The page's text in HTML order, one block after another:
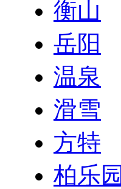
衡山
岳阳
温泉
滑雪
方特
柏乐园